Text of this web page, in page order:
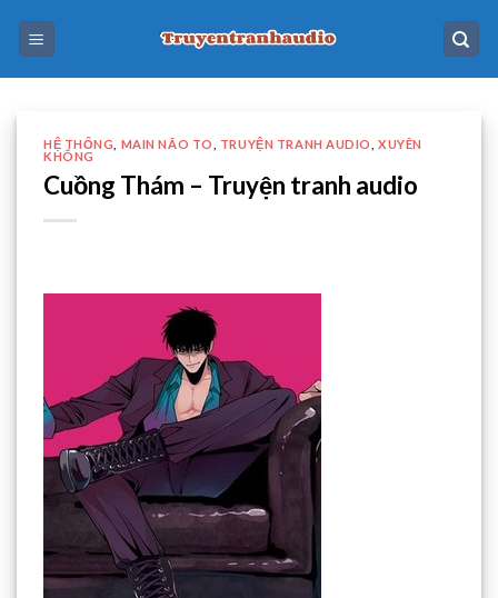
HỆ THỐNG MAIN NÃO TO TRUYỆN TRANH AUDIO ,XUYÊN
KHÔNG
Cuồng Thám – Truyện tranh audio